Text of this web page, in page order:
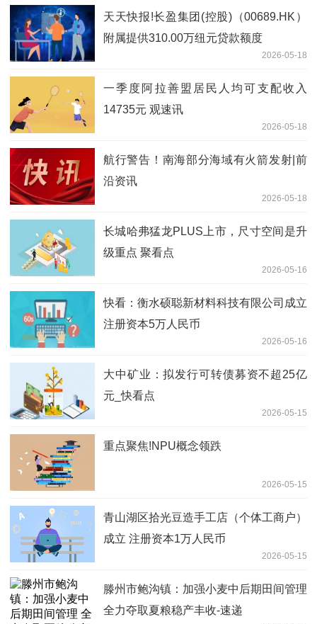
天天快报!长盈集团(控股)（00689.HK）
附属提供310.00万纽元贷款额度
2026-05-18
一季度阿拉善盟居民人均可支配收入
14735元 观速讯
2026-05-18
航行警告！南海部分海域有火箭发射|前
沿资讯
2026-05-18
长城哈弗猛龙PLUS上市，尺寸空间是升
级重点 聚看点
2026-05-16
快看：衡水硕聪新材料科技有限公司成立
注册资本5万人民币
2026-05-16
大中矿业：拟发行可转债募资不超25亿
元_快看点
2026-05-15
重点聚焦!NPU概念领跌
2026-05-15
青山湖区拾光豆造手工店（个体工商户）
成立 注册资本1万人民币
2026-05-15
滕州市鲍沟镇：加强小麦中后期田间管理
全力夺取夏粮稳产丰收-速递